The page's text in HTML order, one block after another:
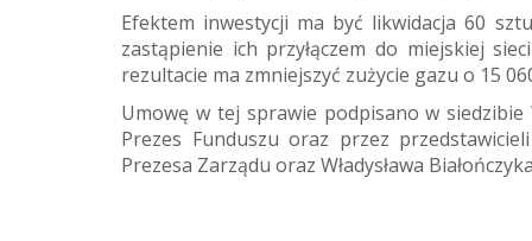
Efektem inwestycji ma być likwidacja 60
zastąpienie ich przyłączem do miejskiej
rezultacie ma zmniejszyć zużycie gazu o 15
Umowę w tej sprawie podpisano w siedzibie
Prezes Funduszu oraz przez przedstawicieli
Prezesa Zarządu oraz Władysława